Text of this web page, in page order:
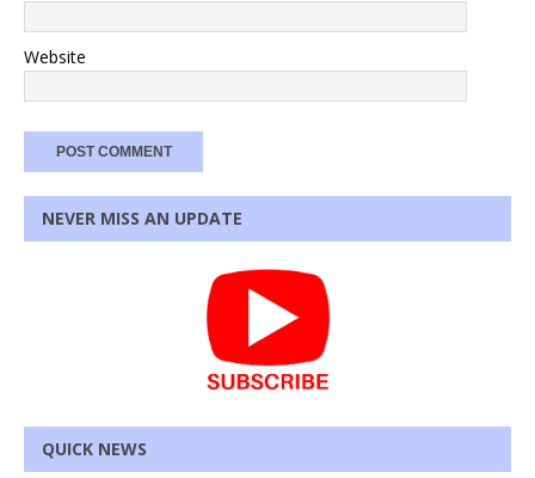
Website
NEVER MISS AN UPDATE
QUICK NEWS